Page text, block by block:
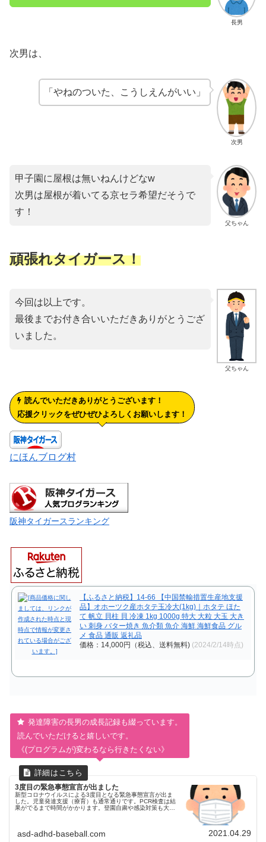
長男
次男は、
次男
「やねのついた、こうしえんがいい」
父ちゃん
甲子園に屋根は無いねんけどなw
次男は屋根が着いてる京セラ希望だそうで
す！
頑張れタイガース！
父ちゃん
今回は以上です。
最後までお付き合いいただきありがとうござ
いました。
読んでいただきありがとうございます！
応援クリックをぜひぜひよろしくお願いします！
にほんブログ村
阪神タイガースランキング
【ふるさと納税】14-66 【中国禁輸措置生産地支援
品】オホーツク産ホタテ玉冷大(1kg)｜ホタテ ほた
て 帆立 貝柱 貝 冷凍 1kg 1000g 特大 大粒 大玉 大き
い 刺身 バター焼き 魚介類 魚介 海鮮 海鮮食品 グル
メ 食品 通販 返礼品
価格：14,000円（税込、送料無料) (2024/2/14時点)
発達障害の長男の成長記録も綴っています。
読んでいただけると嬉しいです。
《(プログラムが)変わるなら行きたくない》
3度目の緊急事態宣言が出ました
新型コロナウイルスによる3度目となる緊急事態宣言が出ま
した。児童発達支援（療育）も通常通りです。PCR検査は結
果がでるまで時間がかかります。登園自粛や感染対策も大変
asd-adhd-baseball.com 2021.04.29